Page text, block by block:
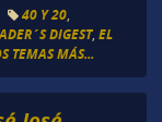
40 Y 20,
DIGEST, EL
TEMAS MÁS...